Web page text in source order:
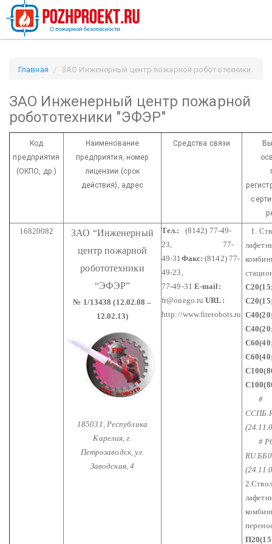
Главная
ЗАО Инженерный центр пожарной робототехники
ЗАО Инженерный центр пожарной
робототехники "ЭФЭР"
Код
предприятия
(ОКПО, др.)
Наименование
предприятия, номер
лицензии (срок
действия), адрес
Средства связи
16820082 ЗАО “Инженерный
центр пожарной
робототехники
“ЭФЭР”
№ 1/13438 (12.02.08 –
12.02.13)
185031, Республика
Карелия, г.
Петрозаводск, ул.
Заводская, 4
Тел.: (8142) 77-49-
23,
77-
49-31 Факс: (8142) 77-
49-23,
77-49-31 E-mail:
fr@onego.ruURL:
http://www.firerobots.ru
1.
#
#